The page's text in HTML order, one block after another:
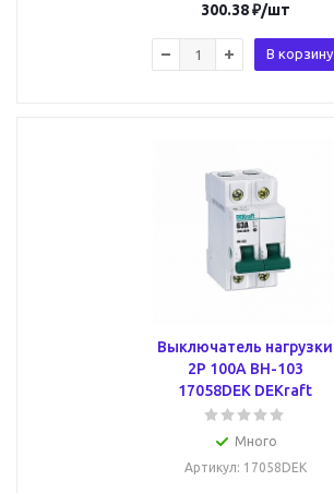
300.38₽/шт
В корзину
Выключатель нагрузки
2Р 100А ВН-103
17058DEK DEKraft
Много
Артикул: 17058DEK